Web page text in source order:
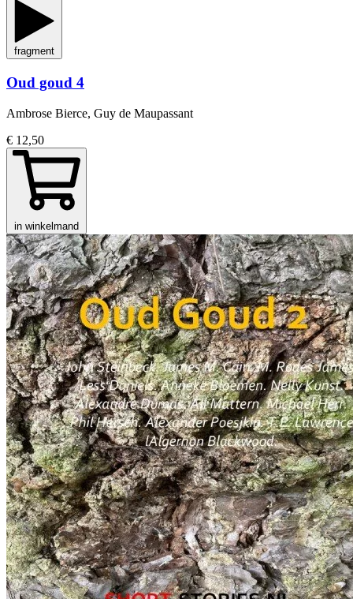
fragment
Oud goud 4
Ambrose Bierce, Guy de Maupassant
€ 12,50
in winkelmand